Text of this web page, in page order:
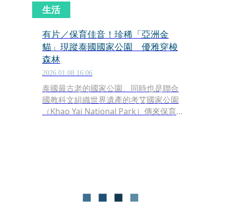
生活
有片／保育佳音！珍稀「亞洲金
貓」現蹤泰國國家公園 優雅穿梭
森林
2026.01.08 16:06
泰國最古老的國家公園、同時也是聯合
國教科文組織世界遺產的考艾國家公園
（Khao Yai National Park）傳來保育